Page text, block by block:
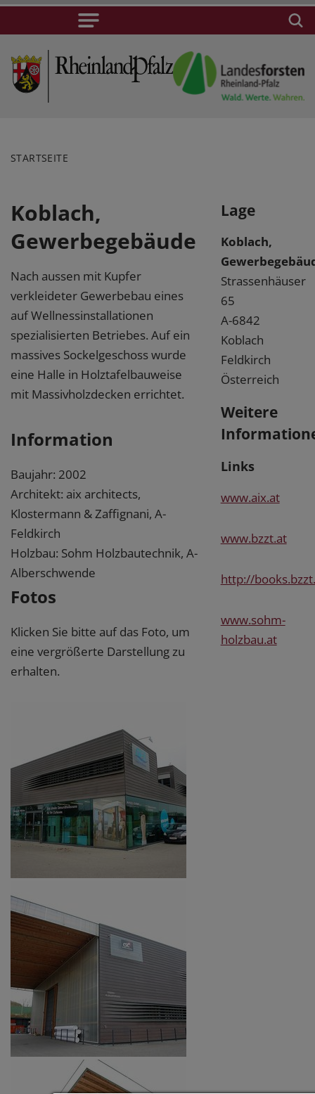
STARTSEITE
Koblach,
Gewerbegebäude
Nach aussen mit Kupfer
verkleideter Gewerbebau eines
auf Wellnessinstallationen
spezialisierten Betriebes. Auf ein
massives Sockelgeschoss wurde
eine Halle in Holztafelbauweise
mit Massivholzdecken errichtet.
Information
Baujahr: 2002
Architekt: aix architects,
Klostermann & Zaffignani, A-
Feldkirch
Holzbau: Sohm Holzbautechnik, A-
Alberschwende
Fotos
Klicken Sie bitte auf das Foto, um
eine vergrößerte Darstellung zu
erhalten.
Lage
Koblach,
Strassenhäuser
65
A-6842
Koblach
Feldkirch
Österreich
Weitere
Links
www.aix.at
www.bzzt.at
http://
www.sohm-
holzbau.at